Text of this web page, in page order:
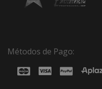
Métodos de Pago: